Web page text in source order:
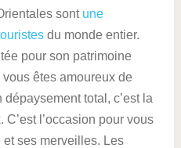
sont une
du monde entier.
pour son patrimoine
êtes amoureux de
total, c’est la
l’occasion pour vous
ses merveilles. Les